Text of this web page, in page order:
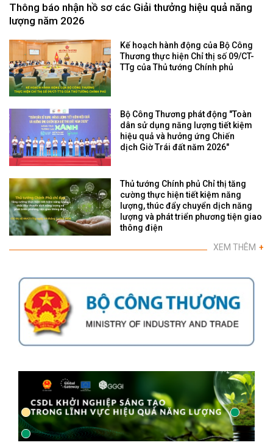
Thông báo nhận hồ sơ các Giải thưởng hiệu quả năng
lượng năm 2026
Kế hoạch hành động của Bộ Công
Thương thực hiện Chỉ thị số 09/CT-
TTg của Thủ tướng Chính phủ
Bộ Công Thương phát động "Toàn
dân sử dụng năng lượng tiết kiệm
hiệu quả và hưởng ứng Chiến
dịch Giờ Trái đất năm 2026"
Thủ tướng Chính phủ Chỉ thị tăng
cường thực hiện tiết kiệm năng
lượng, thúc đẩy chuyển dịch năng
lượng và phát triển phương tiện giao
thông điện
XEM THÊM +